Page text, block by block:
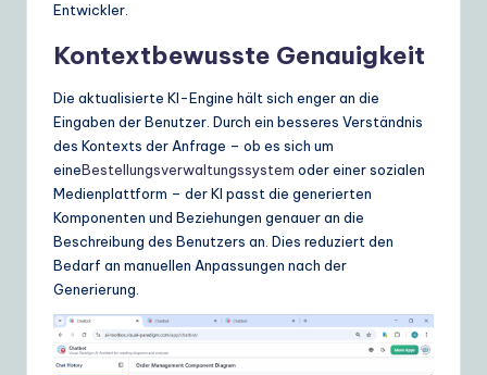
Entwickler.
Kontextbewusste Genauigkeit
Die aktualisierte KI-Engine hält sich enger an die
Eingaben der Benutzer. Durch ein besseres Verständnis
des Kontexts der Anfrage – ob es sich um
eineBestellungsverwaltungssystem oder einer sozialen
Medienplattform – der KI passt die generierten
Komponenten und Beziehungen genauer an die
Beschreibung des Benutzers an. Dies reduziert den
Bedarf an manuellen Anpassungen nach der
Generierung.